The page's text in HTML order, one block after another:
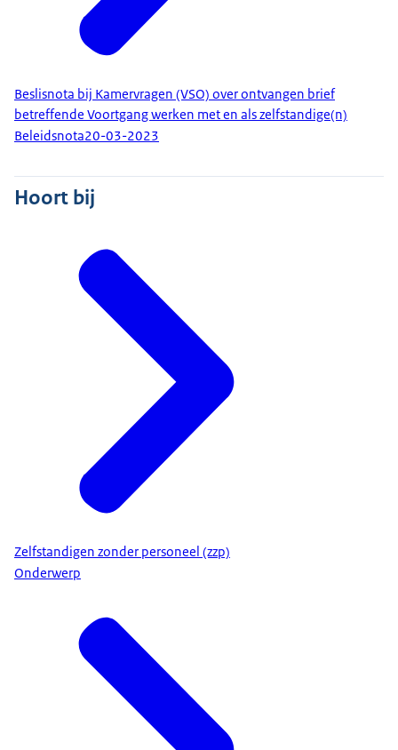
Beslisnota bij Kamervragen (VSO) over ontvangen brief
betreffende Voortgang werken met en als zelfstandige(n)
Beleidsnota20-03-2023
Hoort bij
Zelfstandigen zonder personeel (zzp)
Onderwerp